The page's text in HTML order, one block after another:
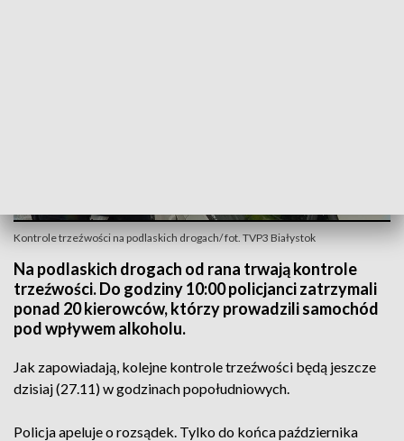
Kontrole trzeźwości na podlaskich drogach/ fot. TVP3 Białystok
Na podlaskich drogach od rana trwają kontrole
trzeźwości. Do godziny 10:00 policjanci zatrzymali
ponad 20 kierowców, którzy prowadzili samochód
pod wpływem alkoholu.
Jak zapowiadają, kolejne kontrole trzeźwości będą jeszcze
dzisiaj (27.11) w godzinach popołudniowych.
Policja apeluje o rozsądek. Tylko do końca października